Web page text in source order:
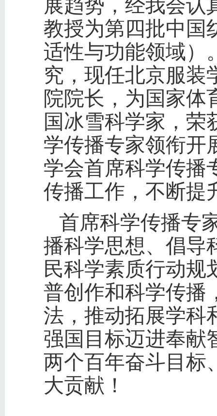
展趋势，经我会认
教授为第四批中国
适性与功能领域）
究，现任北京服装
院院长，为国家体
国冰雪科学家，荣
学传播专家领衔开
学会首席科学传播
传播工作，不断提
首席科学传播专
播科学思想、倡导
民科学素质行动规
普创作和科学传播
法，推动拓展学科
强国目标迈进奉献
两个百年奋斗目标
大贡献！